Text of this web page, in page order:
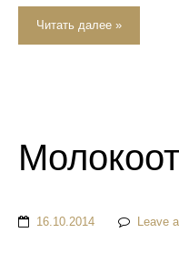
Читать далее »
16.10.2014 Leave